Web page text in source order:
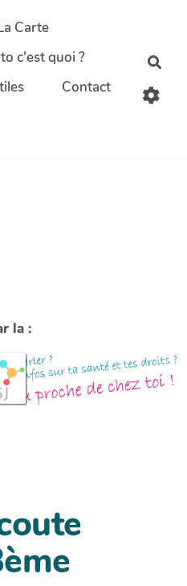
Carte
c'est quoi ?
Contact
la :